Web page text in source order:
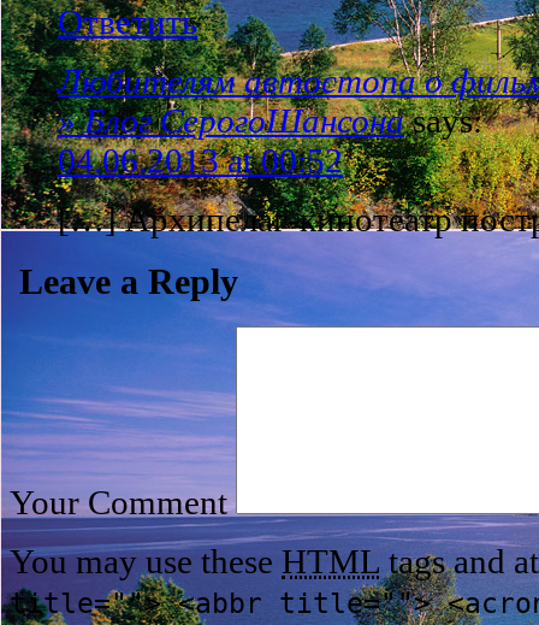
Ответить
Любителям автостопа о
» Блог СерогоШансона says:
04.06.2013 at 00:52
[…] Архипелаг-кинотеатр
Leave a Reply
Your Comment
You may use these HTMLtags and
title=""> <abbr title="">